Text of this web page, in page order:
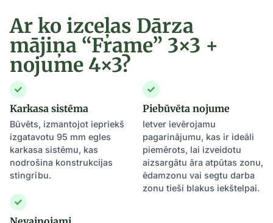
Ar ko izceļas Dārza
mājiņa “Frame” 3×3 +
nojume 4×3?
Karkasa sistēma
Būvēts, izmantojot iepriekš
izgatavotu 95 mm egles
karkasa sistēmu, kas
nodrošina konstrukcijas
stingrību.
Piebūvēta nojume
Ietver ievērojamu
pagarinājumu, kas ir ideāli
piemērots, lai izveidotu
aizsargātu āra atpūtas zonu,
ēdamzonu vai segtu darba
zonu tieši blakus iekštelpai.